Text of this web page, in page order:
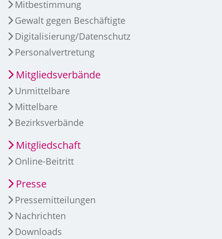
Mitbestimmung
Gewalt gegen Beschäftigte
Digitalisierung/Datenschutz
Personalvertretung
Mitgliedsverbände
Unmittelbare
Mittelbare
Bezirksverbände
Mitgliedschaft
Online-Beitritt
Presse
Pressemitteilungen
Nachrichten
Downloads